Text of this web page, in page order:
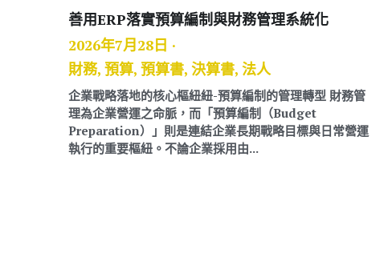
善用ERP落實預算編制與財務管理系統化
2026年7月28日 ·
財務, 預算, 預算書, 決算書, 法人
企業戰略落地的核心樞紐紐-預算編制的管理轉型 財務管
理為企業營運之命脈，而「預算編制（Budget
Preparation）」則是連結企業長期戰略目標與日常營運
執行的重要樞紐。不論企業採用由...